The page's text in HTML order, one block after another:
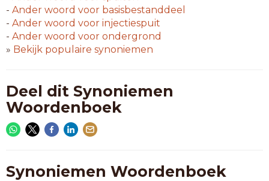
- Ander woord voor basisbestanddeel
- Ander woord voor injectiespuit
- Ander woord voor ondergrond
» Bekijk populaire synoniemen
Deel dit Synoniemen
Woordenboek
Synoniemen Woordenboek